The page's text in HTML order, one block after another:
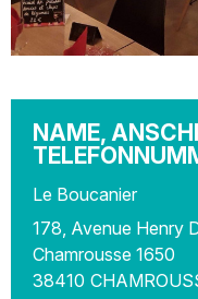
NAME,
Le Boucanier
178, Avenue Henry
Chamrousse 1650
38410